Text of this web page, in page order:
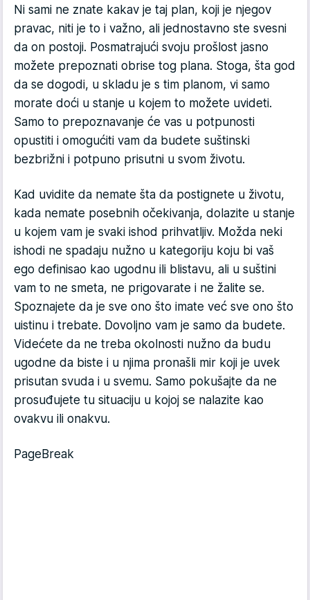
Ni sami ne znate kakav je taj plan, koji je njegov
pravac, niti je to i važno, ali jednostavno ste svesni
da on postoji. Posmatrajući svoju prošlost jasno
možete prepoznati obrise tog plana. Stoga, šta god
da se dogodi, u skladu je s tim planom, vi samo
morate doći u stanje u kojem to možete uvideti.
Samo to prepoznavanje će vas u potpunosti
opustiti i omogućiti vam da budete suštinski
bezbrižni i potpuno prisutni u svom životu.
Kad uvidite da nemate šta da postignete u životu,
kada nemate posebnih očekivanja, dolazite u stanje
u kojem vam je svaki ishod prihvatljiv. Možda neki
ishodi ne spadaju nužno u kategoriju koju bi vaš
ego definisao kao ugodnu ili blistavu, ali u suštini
vam to ne smeta, ne prigovarate i ne žalite se.
Spoznajete da je sve ono što imate već sve ono što
uistinu i trebate. Dovoljno vam je samo da budete.
Videćete da ne treba okolnosti nužno da budu
ugodne da biste i u njima pronašli mir koji je uvek
prisutan svuda i u svemu. Samo pokušajte da ne
prosuđujete tu situaciju u kojoj se nalazite kao
ovakvu ili onakvu.
PageBreak